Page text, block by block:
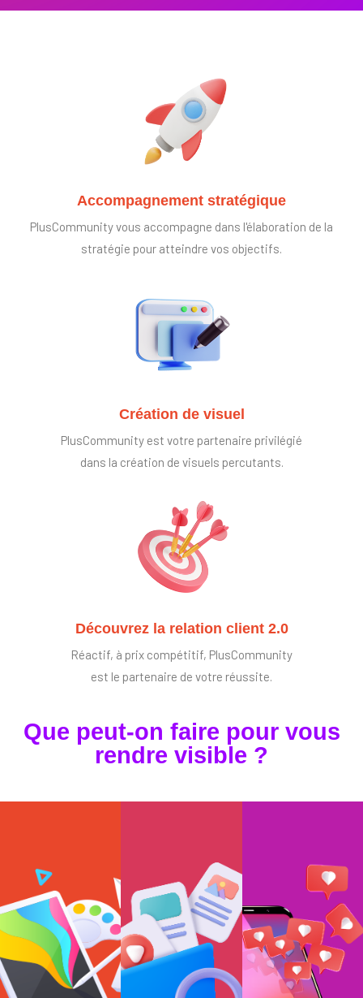
Accompagnement stratégique
PlusCommunity vous accompagne dans l'élaboration de la
stratégie pour atteindre vos objectifs.
Création de visuel
PlusCommunity est votre partenaire privilégié
dans la création de visuels percutants.
Découvrez la relation client 2.0
Réactif, à prix compétitif, PlusCommunity
est le partenaire de votre réussite.
Que peut-on faire pour vous
rendre visible ?